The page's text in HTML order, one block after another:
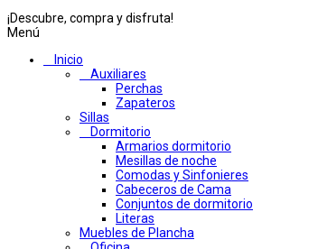
¡Descubre, compra y disfruta!
Menú
Inicio
Auxiliares
Perchas
Zapateros
Sillas
Dormitorio
Armarios dormitorio
Mesillas de noche
Comodas y Sinfonieres
Cabeceros de Cama
Conjuntos de dormitorio
Literas
Muebles de Plancha